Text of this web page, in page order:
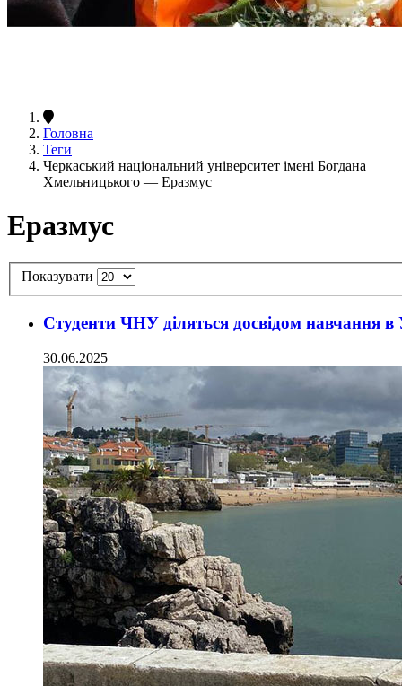
Головна
Теги
Черкаський національний університет імені Богдана
Хмельницького — Еразмус
Еразмус
Показувати
Студенти ЧНУ діляться досвідом навчання в
30.06.2025